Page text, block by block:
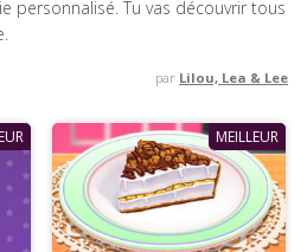
personnalisé. Tu vas découvrir tous
par Lilou, Lea & Lee
MEILLEUR